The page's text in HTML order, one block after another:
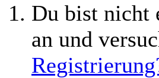
Du bist nicht
an und